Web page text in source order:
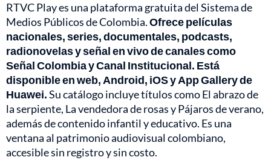
RTVC Play es una plataforma gratuita del Sistema de
Medios Públicos de Colombia.Ofrece películas
nacionales, series, documentales, podcasts,
radionovelas y señal en vivo de canales como
Señal Colombia y Canal Institucional. Está
disponible en web, Android, iOS y App Gallery de
Huawei.Su catálogo incluye títulos como El abrazo de
la serpiente, La vendedora de rosas y Pájaros de verano,
además de contenido infantil y educativo. Es una
ventana al patrimonio audiovisual colombiano,
accesible sin registro y sin costo.